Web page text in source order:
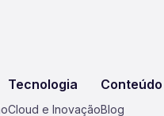
Tecnologia
Cloud e Inovação
Conteúdo
Blog